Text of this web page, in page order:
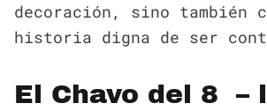
decoración, sino también
historia digna de ser
El Chavo del 8 –